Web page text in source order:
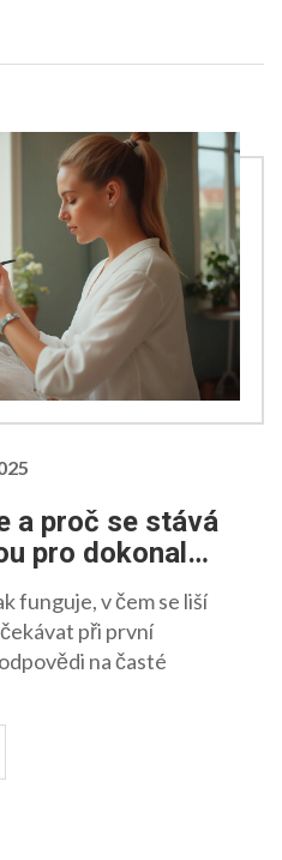
a proč se stává
pro dokonalé
funguje, v čem se liší
při první
na časté